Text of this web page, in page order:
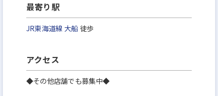
最寄り駅
JR東海道線 大船 徒歩
アクセス
◆その他店舗でも募集中◆